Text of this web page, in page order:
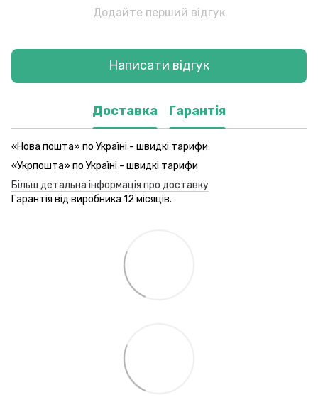
Додайте перший відгук
Написати відгук
Доставка Гарантія
«Нова пошта» по Україні - швидкі тарифи
«Укрпошта» по Україні - швидкі тарифи
Більш детальна інформація про доставку
Гарантія від виробника 12 місяців.